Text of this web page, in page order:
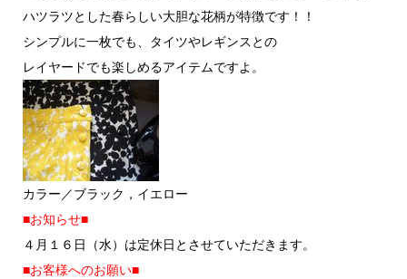
ハツラツとした春らしい大胆な花柄が特徴です！！
シンプルに一枚でも、タイツやレギンスとの
レイヤードでも楽しめるアイテムですよ。
カラー／ブラック，イエロー
■お知らせ■
４月１６日（水）は定休日とさせていただきます。
■お客様へのお願い■